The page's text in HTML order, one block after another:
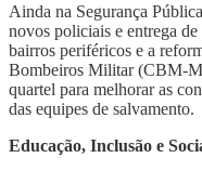
Ainda na Segurança
novos policiais e entrega
bairros periféricos e a
Bombeiros Militar (CBM-
quartel para melhorar as
das equipes de salvamento.
Educação, Inclusão e